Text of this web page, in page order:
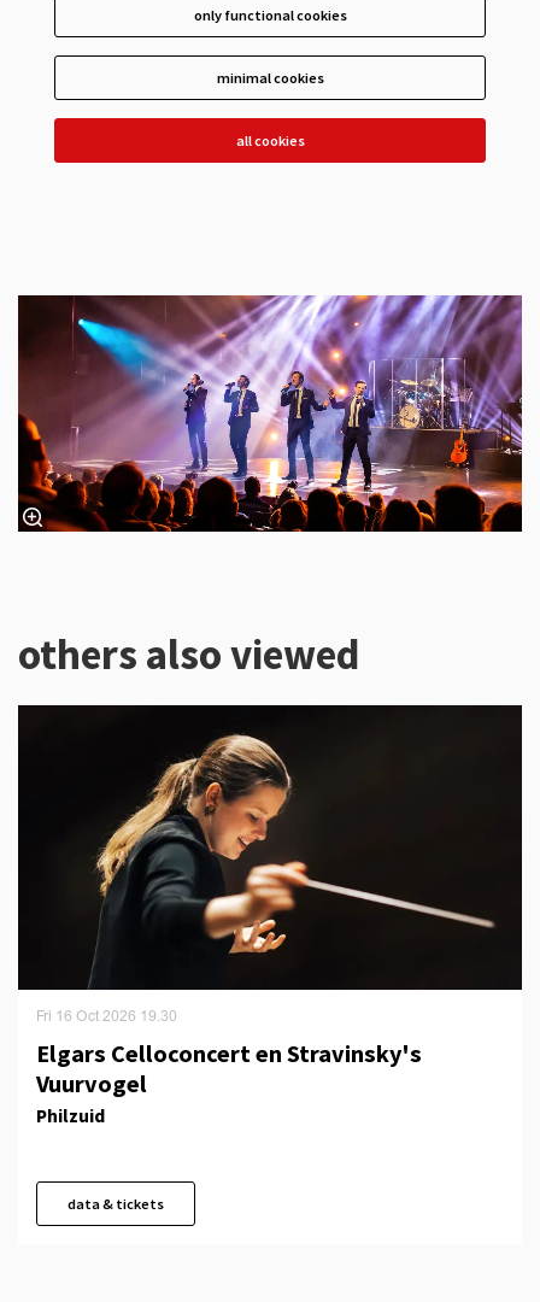
only functional cookies
minimal cookies
all cookies
others also viewed
Elgars Celloconcert en Stravinsky's
Vuurvogel
Philzuid
Fri 16 Oct 2026 19.30
data & tickets